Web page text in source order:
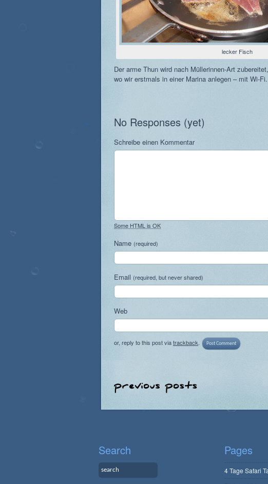
lecker Fisch
Der arme Thun wird nach Müllerinnen-Art
wo wir erstmals in einer Marina anlegen – mit Wi-Fi.
No Responses (yet)
Schreibe einen Kommentar
Some HTML is OK
Name (required)
Email (required, but never shared)
Web
or, reply to this post viatrackback.
Search Pages
4 Tage Safari